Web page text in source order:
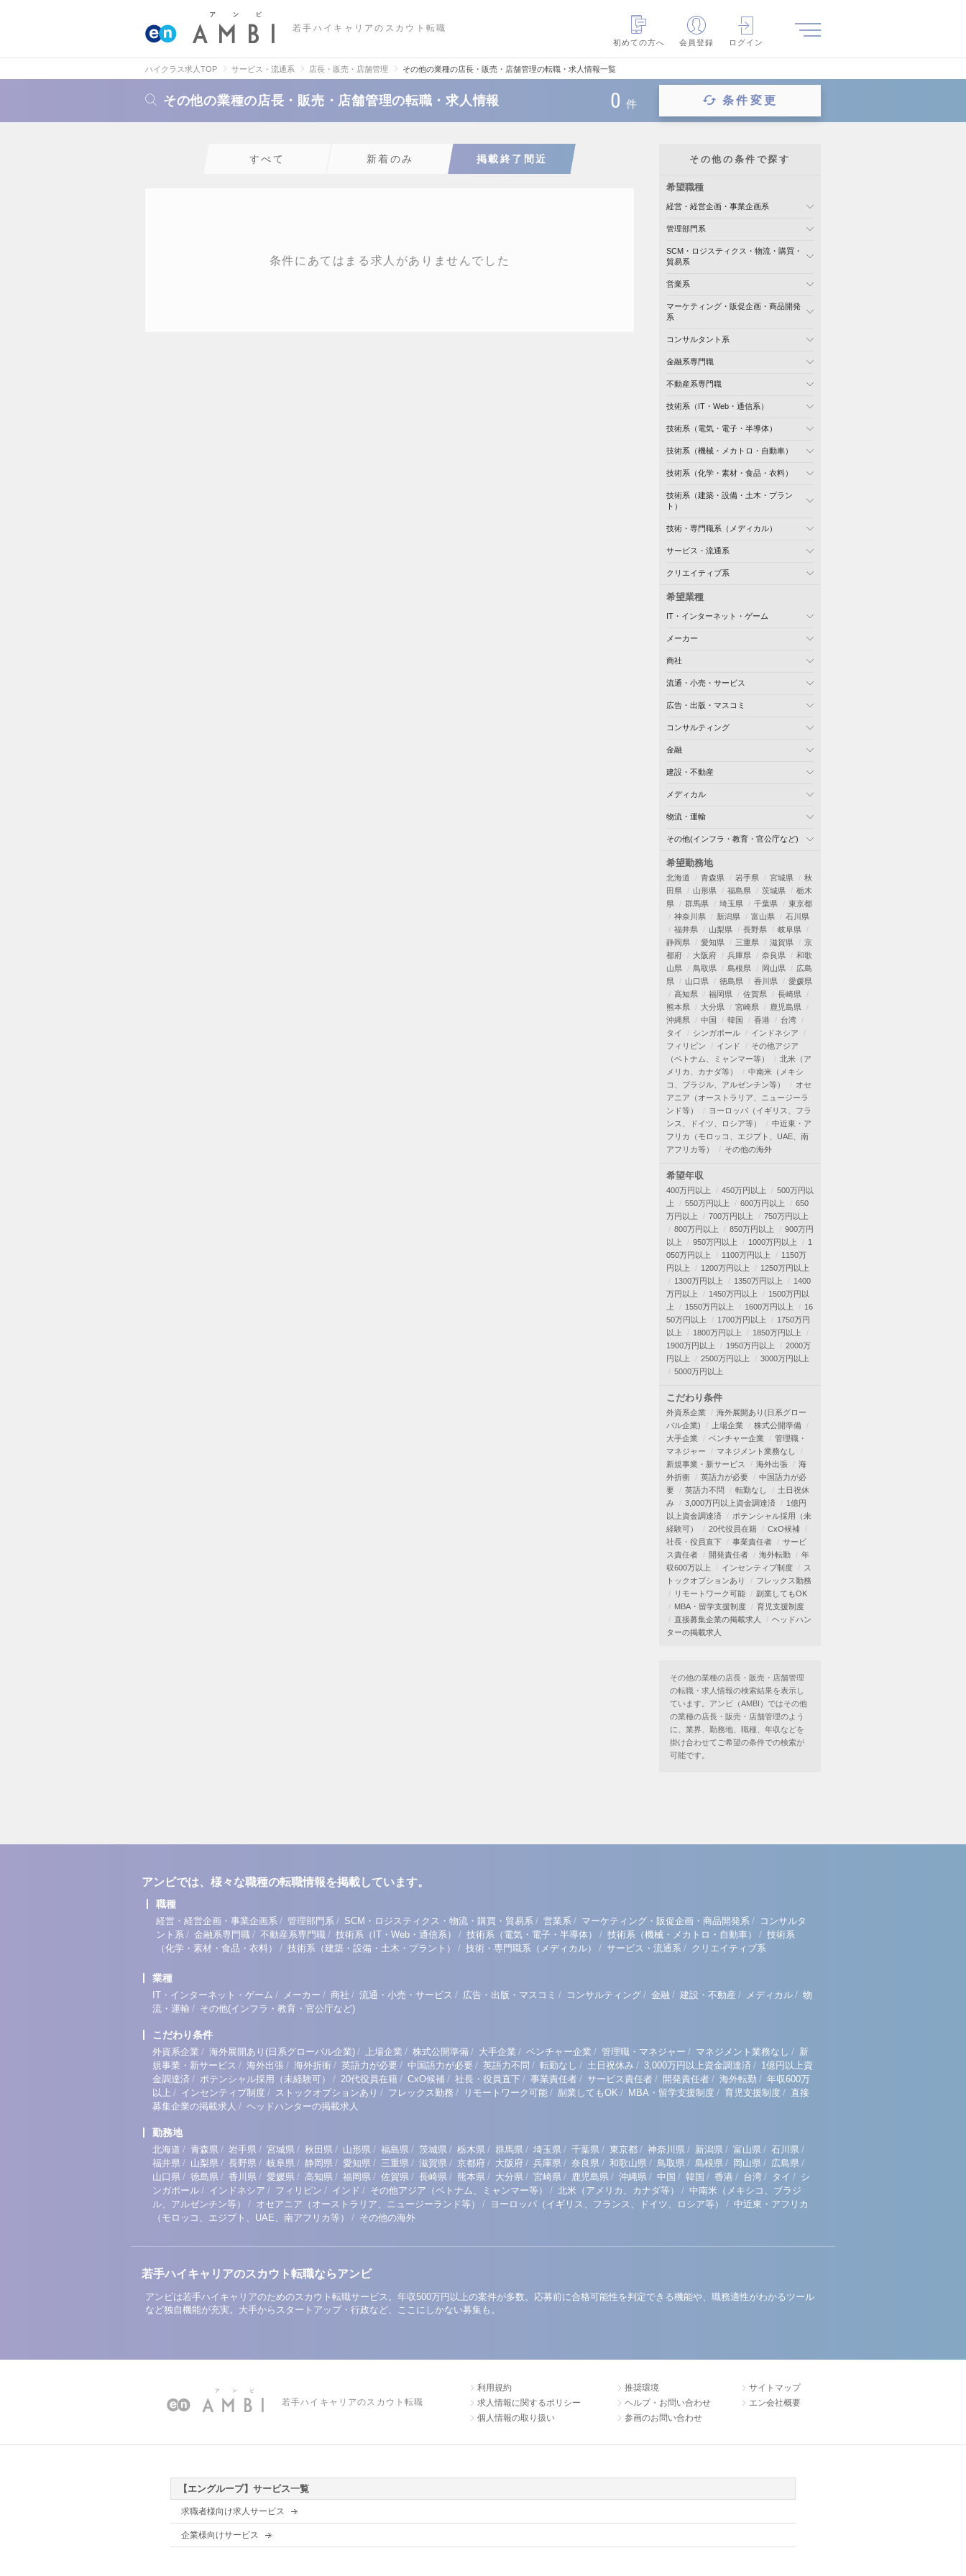
若手ハイキャリアのスカウト転職
初めての方へ
会員登録 ログイン
ハイクラス求人TOP サービス・流通系 店長・販売・店舗管理 その他の業種の店長・販売・店舗管理の転職・求人情報一覧
その他の業種の店長・販売・店舗管理の転職・求人情報 0 件 条件変更
すべて 新着のみ 掲載終了間近
条件にあてはまる求人がありませんでした
その他の条件で探す
希望職種
経営・経営企画・事業企画系
管理部門系
SCM・ロジスティクス・物流・購買・
貿易系
営業系
マーケティング・販促企画・商品開発
系
コンサルタント系
金融系専門職
不動産系専門職
技術系（IT・Web・通信系）
技術系（電気・電子・半導体）
技術系（機械・メカトロ・自動車）
技術系（化学・素材・食品・衣料）
技術系（建築・設備・土木・プラン
ト）
技術・専門職系（メディカル）
サービス・流通系
クリエイティブ系
希望業種
IT・インターネット・ゲーム
メーカー
商社
流通・小売・サービス
広告・出版・マスコミ
コンサルティング
金融
建設・不動産
メディカル
物流・運輸
その他(インフラ・教育・官公庁など)
希望勤務地
北海道 青森県 岩手県 宮城県
秋
田県
山形県 福島県 茨城県
栃木
県
群馬県 埼玉県 千葉県
東京都
神奈川県
新潟県 富山県
石川県
福井県
山梨県 長野県
岐阜県
静岡県
愛知県 三重県 滋賀県
京
都府
大阪府 兵庫県 奈良県
和歌
山県
鳥取県 島根県 岡山県
広島
県
山口県 徳島県 香川県
愛媛県
高知県
福岡県 佐賀県
長崎県
熊本県
大分県 宮崎県
鹿児島県
沖縄県
中国 韓国 香港
台湾
タイ
シンガポール
インドネシア
フィリピン
インド
その他アジア
（ベトナム、ミャンマー等）
北米（ア
メリカ、カナダ等）
中南米（メキシ
コ、ブラジル、アルゼンチン等）
オセ
アニア（オーストラリア、ニュージーラ
ンド等）
ヨーロッパ（イギリス、フラ
ンス、ドイツ、ロシア等）
中近東・ア
フリカ（モロッコ、エジプト、UAE、南
アフリカ等）
その他の海外
希望年収
400万円以上 450万円以上
500万円以
上
550万円以上 600万円以上
650
万円以上
700万円以上
750万円以上
800万円以上
850万円以上
900万円
以上
950万円以上 1000万円以上
1
050万円以上
1100万円以上
1150万
円以上
1200万円以上
1250万円以上
1300万円以上
1350万円以上
1400
万円以上
1450万円以上
1500万円以
上
1550万円以上 1600万円以上
16
50万円以上
1700万円以上
1750万円
以上
1800万円以上
1850万円以上
1900万円以上
1950万円以上
2000万
円以上
2500万円以上
3000万円以上
5000万円以上
こだわり条件
外資系企業
海外展開あり(日系グロー
バル企業)
上場企業
株式公開準備
大手企業
ベンチャー企業
管理職・
マネジャー
マネジメント業務なし
新規事業・新サービス
海外出張
海
外折衝
英語力が必要
中国語力が必
要
英語力不問 転勤なし
土日祝休
み
3,000万円以上資金調達済
1億円
以上資金調達済
ポテンシャル採用（未
経験可）
20代役員在籍
CxO候補
社長・役員直下
事業責任者
サービ
ス責任者
開発責任者 海外転勤
年
収600万以上
インセンティブ制度
ス
トックオプションあり
フレックス勤務
リモートワーク可能
副業してもOK
MBA・留学支援制度
育児支援制度
直接募集企業の掲載求人
ヘッドハン
ターの掲載求人
その他の業種の店長・販売・店舗管理
の転職・求人情報の検索結果を表示し
ています。アンビ（AMBI）ではその他
の業種の店長・販売・店舗管理のよう
に、業界、勤務地、職種、年収などを
掛け合わせてご希望の条件での検索が
可能です。
アンビでは、様々な職種の転職情報を掲載しています。
職種
経営・経営企画・事業企画系 / 管理部門系 / SCM・ロジスティクス・物流・購買・貿易系 / 営業系 / マーケティング・販促企画・商品開発系 / コンサルタ
ント系 / 金融系専門職 / 不動産系専門職 / 技術系（IT・Web・通信系） / 技術系（電気・電子・半導体） / 技術系（機械・メカトロ・自動車） / 技術系
（化学・素材・食品・衣料）
/ 技術系（建築・設備・土木・プラント） / 技術・専門職系（メディカル） / サービス・流通系 / クリエイティブ系
業種
IT・インターネット・ゲーム / メーカー / 商社 / 流通・小売・サービス / 広告・出版・マスコミ / コンサルティング / 金融 / 建設・不動産 / メディカル / 物
流・運輸 / その他(インフラ・教育・官公庁など)
こだわり条件
外資系企業 / 海外展開あり(日系グローバル企業) / 上場企業 / 株式公開準備 / 大手企業 / ベンチャー企業 / 管理職・マネジャー / マネジメント業務なし / 新
規事業・新サービス / 海外出張 / 海外折衝 / 英語力が必要 / 中国語力が必要 / 英語力不問 / 転勤なし / 土日祝休み / 3,000万円以上資金調達済 / 1億円以上資
金調達済 / ポテンシャル採用（未経験可） / 20代役員在籍 / CxO候補 / 社長・役員直下 / 事業責任者 / サービス責任者 / 開発責任者 / 海外転勤 / 年収600万
以上 / インセンティブ制度 / ストックオプションあり / フレックス勤務 / リモートワーク可能 / 副業してもOK / MBA・留学支援制度 / 育児支援制度 / 直接
募集企業の掲載求人 / ヘッドハンターの掲載求人
勤務地
北海道 / 青森県 / 岩手県 / 宮城県 / 秋田県 / 山形県 / 福島県 / 茨城県 / 栃木県 / 群馬県 / 埼玉県 / 千葉県 / 東京都 / 神奈川県 / 新潟県 / 富山県 / 石川県 /
福井県 / 山梨県 / 長野県 / 岐阜県 / 静岡県 / 愛知県 / 三重県 / 滋賀県 / 京都府 / 大阪府 / 兵庫県 / 奈良県 / 和歌山県 / 鳥取県 / 島根県 / 岡山県 / 広島県 /
山口県 / 徳島県 / 香川県 / 愛媛県 / 高知県 / 福岡県 / 佐賀県 / 長崎県 / 熊本県 / 大分県 / 宮崎県 / 鹿児島県 / 沖縄県 / 中国 / 韓国 / 香港 / 台湾 / タイ / シ
ンガポール / インドネシア / フィリピン / インド / その他アジア（ベトナム、ミャンマー等） / 北米（アメリカ、カナダ等） / 中南米（メキシコ、ブラジ
ル、アルゼンチン等）
/ オセアニア（オーストラリア、ニュージーランド等） / ヨーロッパ（イギリス、フランス、ドイツ、ロシア等） / 中近東・アフリカ
（モロッコ、エジプト、UAE、南アフリカ等）
/ その他の海外
若手ハイキャリアのスカウト転職ならアンビ
アンビは若手ハイキャリアのためのスカウト転職サービス。年収500万円以上の案件が多数。応募前に合格可能性を判定できる機能や、職務適性がわかるツール
など独自機能が充実。大手からスタートアップ・行政など、ここにしかない募集も。
若手ハイキャリアのスカウト転職
利用規約
求人情報に関するポリシー
個人情報の取り扱い
推奨環境
ヘルプ・お問い合わせ
参画のお問い合わせ
サイトマップ
エン会社概要
【エングループ】サービス一覧
求職者様向け求人サービス
企業様向けサービス